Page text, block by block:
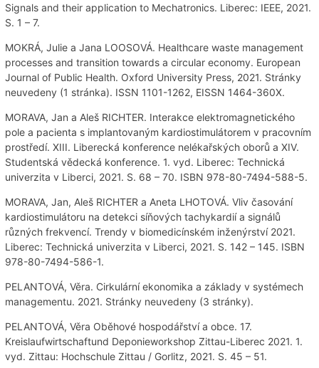
Signals and their application to Mechatronics. Liberec: IEEE, 2021.
S. 1 – 7.
MOKRÁ, Julie a Jana LOOSOVÁ. Healthcare waste management
processes and transition towards a circular economy. European
Journal of Public Health. Oxford University Press, 2021. Stránky
neuvedeny (1 stránka). ISSN 1101-1262, EISSN 1464-360X.
MORAVA, Jan a Aleš RICHTER. Interakce elektromagnetického
pole a pacienta s implantovaným kardiostimulátorem v pracovním
prostředí. XIII. Liberecká konference nelékařských oborů a XIV.
Studentská vědecká konference. 1. vyd. Liberec: Technická
univerzita v Liberci, 2021. S. 68 – 70. ISBN 978-80-7494-588-5.
MORAVA, Jan, Aleš RICHTER a Aneta LHOTOVÁ. Vliv časování
kardiostimulátoru na detekci síňových tachykardií a signálů
různých frekvencí. Trendy v biomedicínském inženýrství 2021.
Liberec: Technická univerzita v Liberci, 2021. S. 142 – 145. ISBN
978-80-7494-586-1.
PELANTOVÁ, Věra. Cirkulární ekonomika a základy v systémech
managementu. 2021. Stránky neuvedeny (3 stránky).
PELANTOVÁ, Věra Oběhové hospodářství a obce. 17.
Kreislaufwirtschaftund Deponieworkshop Zittau-Liberec 2021. 1.
vyd. Zittau: Hochschule Zittau / Gorlitz, 2021. S. 45 – 51.